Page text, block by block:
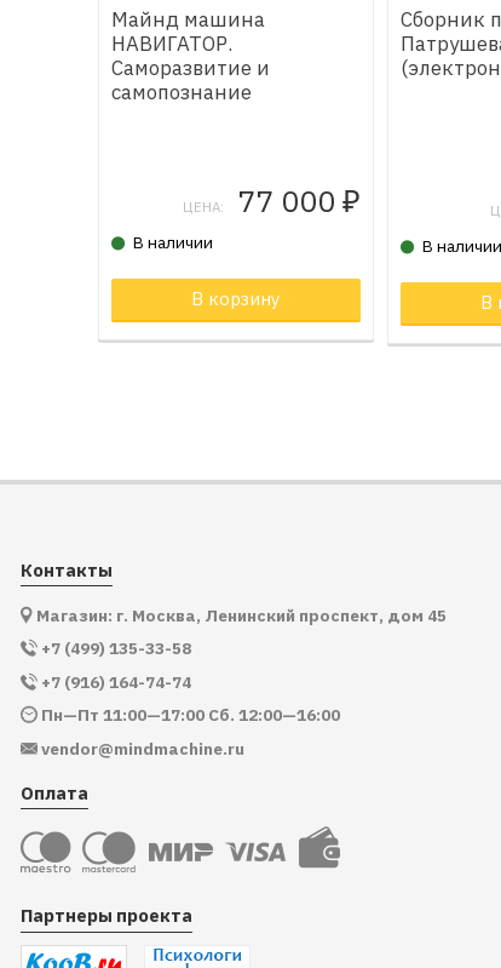
Майнд машина
НАВИГАТОР.
Саморазвитие и
самопознание
ЦЕНА: 77 000 ₽
В наличии
В корзину Товар в
Сборник
В наличии
В
Контакты
Магазин: г. Москва, Ленинский проспект, дом 45
+7 (499) 135-33-58
+7 (916) 164-74-74
Пн—Пт 11:00—17:00 Сб. 12:00—16:00
vendor@mindmachine.ru
Оплата
Партнеры проекта